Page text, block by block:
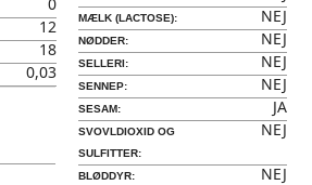
12
18
0,03
MÆLK (LACTOSE): NEJ
NØDDER: NEJ
SELLERI: NEJ
SENNEP: NEJ
SESAM: JA
SVOVLDIOXID OG
SULFITTER:
NEJ
BLØDDYR: NEJ